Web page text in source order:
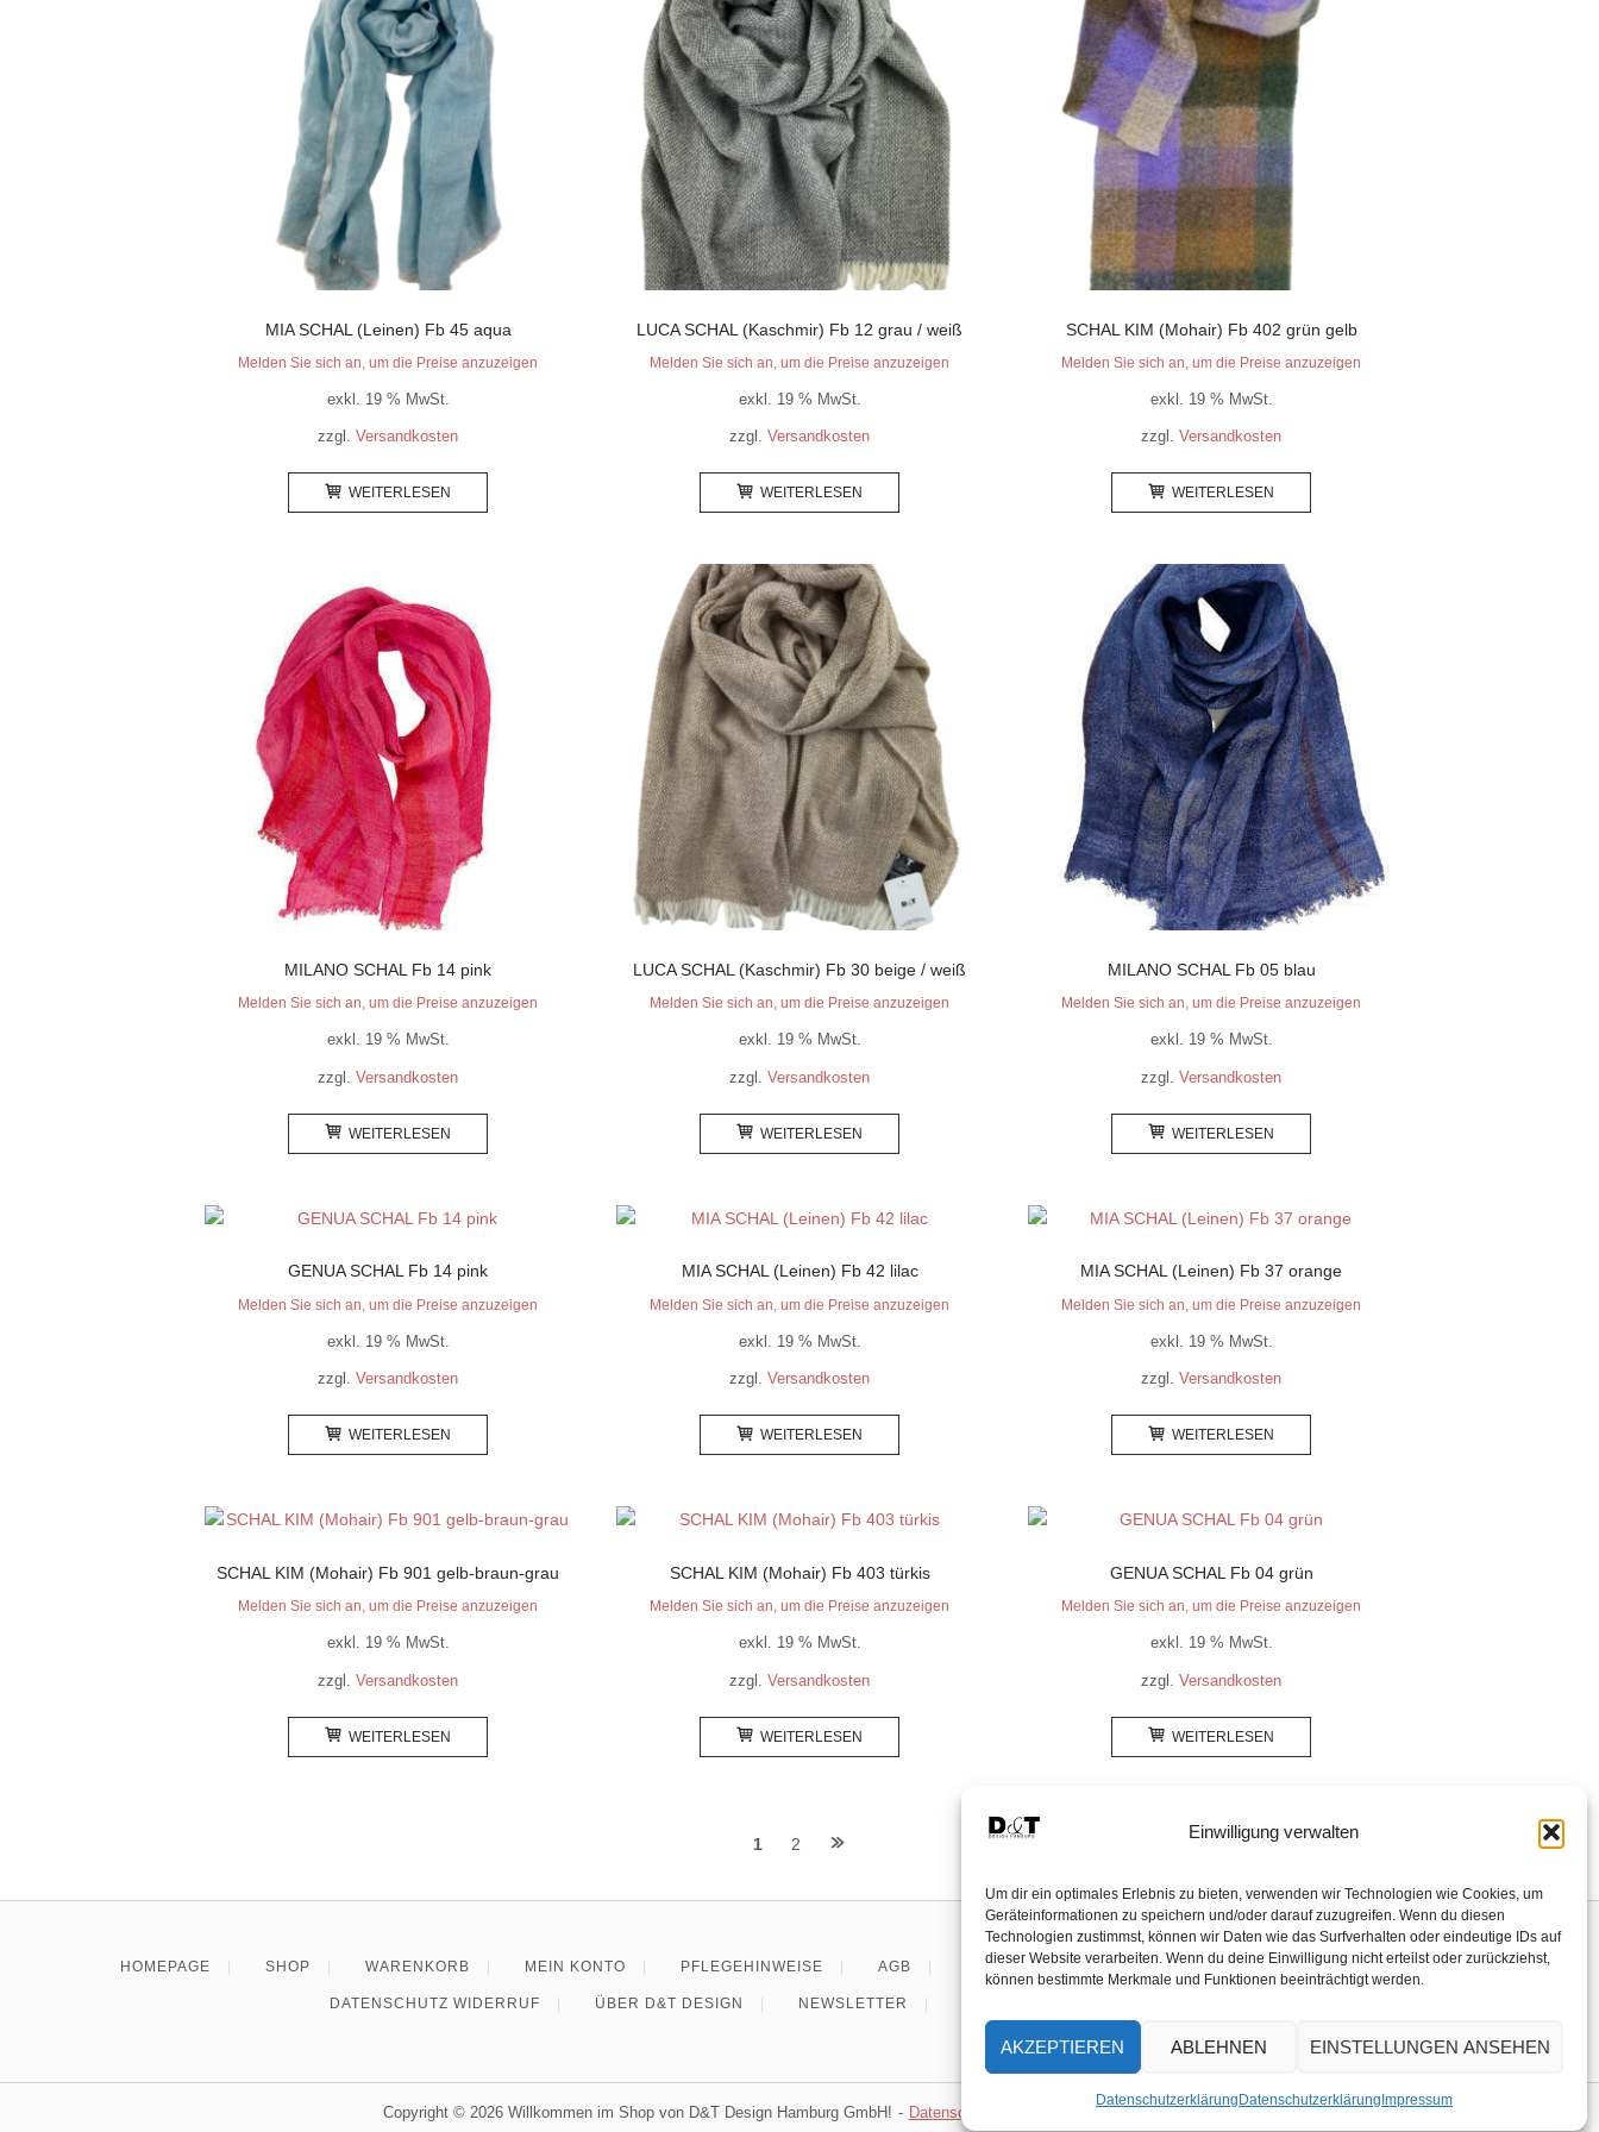
Einwilligung verwalten
Um dir ein optimales Erlebnis zu bieten, verwenden wir Technologien wie Cookies, um
Geräteinformationen zu speichern und/oder darauf zuzugreifen. Wenn du diesen
Technologien zustimmst, können wir Daten wie das Surfverhalten oder eindeutige IDs auf
dieser Website verarbeiten. Wenn du deine Einwilligung nicht erteilst oder zurückziehst,
können bestimmte Merkmale und Funktionen beeinträchtigt werden.
AKZEPTIEREN ABLEHNEN EINSTELLUNGEN ANSEHEN
Datenschutzerklärung Datenschutzerklärung Impressum
MIA SCHAL (Leinen) Fb 45 aqua
Melden Sie sich an, um die Preise anzuzeigen
exkl. 19 % MwSt.
zzgl. Versandkosten
WEITERLESEN
LUCA SCHAL (Kaschmir) Fb 12 grau / weiß
Melden Sie sich an, um die Preise anzuzeigen
exkl. 19 % MwSt.
zzgl. Versandkosten
WEITERLESEN
SCHAL KIM (Mohair) Fb 402 grün gelb
Melden Sie sich an, um die Preise anzuzeigen
exkl. 19 % MwSt.
zzgl. Versandkosten
WEITERLESEN
MILANO SCHAL Fb 14 pink
Melden Sie sich an, um die Preise anzuzeigen
exkl. 19 % MwSt.
zzgl. Versandkosten
WEITERLESEN
LUCA SCHAL (Kaschmir) Fb 30 beige / weiß
Melden Sie sich an, um die Preise anzuzeigen
exkl. 19 % MwSt.
zzgl. Versandkosten
WEITERLESEN
MILANO SCHAL Fb 05 blau
Melden Sie sich an, um die Preise anzuzeigen
exkl. 19 % MwSt.
zzgl. Versandkosten
WEITERLESEN
GENUA SCHAL Fb 14 pink
Melden Sie sich an, um die Preise anzuzeigen
exkl. 19 % MwSt.
zzgl. Versandkosten
WEITERLESEN
MIA SCHAL (Leinen) Fb 42 lilac
Melden Sie sich an, um die Preise anzuzeigen
exkl. 19 % MwSt.
zzgl. Versandkosten
WEITERLESEN
MIA SCHAL (Leinen) Fb 37 orange
Melden Sie sich an, um die Preise anzuzeigen
exkl. 19 % MwSt.
zzgl. Versandkosten
WEITERLESEN
SCHAL KIM (Mohair) Fb 901 gelb-braun-grau
Melden Sie sich an, um die Preise anzuzeigen
exkl. 19 % MwSt.
zzgl. Versandkosten
WEITERLESEN
SCHAL KIM (Mohair) Fb 403 türkis
Melden Sie sich an, um die Preise anzuzeigen
exkl. 19 % MwSt.
zzgl. Versandkosten
WEITERLESEN
GENUA SCHAL Fb 04 grün
Melden Sie sich an, um die Preise anzuzeigen
exkl. 19 % MwSt.
zzgl. Versandkosten
WEITERLESEN
navigation
1 2
HOMEPAGE SHOP WARENKORB MEIN KONTO PFLEGEHINWEISE AGB WIDERRUF VERBRAUCHER DATENSCHUTZERKLÄRUNG
DATENSCHUTZ WIDERRUF ÜBER D&T DESIGN NEWSLETTER
Copyright © 2026 Willkommen im Shop von D&T Design Hamburg GmbH! Datenschutzerklärung Theme bySiteOrigin